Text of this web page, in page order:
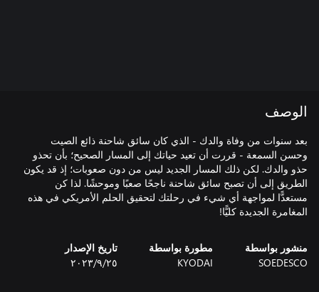
الوصف
بعد سنوات من وفاة والدك - الذي كان سائق شاحنة ذائع الصيت
وحسن السمعة - قررت أن تعيد حياتك إلى المسار الصحيح؛ بأن تحذو
حذو والدك. لكن ذلك المسار الجديد ليس من دون صعوبات؛ إذ قد يكون
الطريق إلى أن تصبح سائق شاحنة ناجحًا صعبًا وموحشًا. لذا كن
مستعدًّا لمواجهة أي شيء في رحلتك لتحقيق الحلم الأمريكي في هذه
المغامرة الجديدة كليًّا!
منشور بواسطة
SOEDESCO
مطورة بواسطة
KYODAI
تاريخ الإصدار
٢٥‏/٩‏/٢٠٢٣